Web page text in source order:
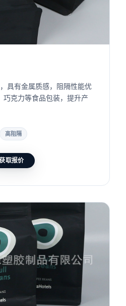
具有金属质感，阻隔性能优
巧克力等食品包装，提升产
高阻隔
取报价